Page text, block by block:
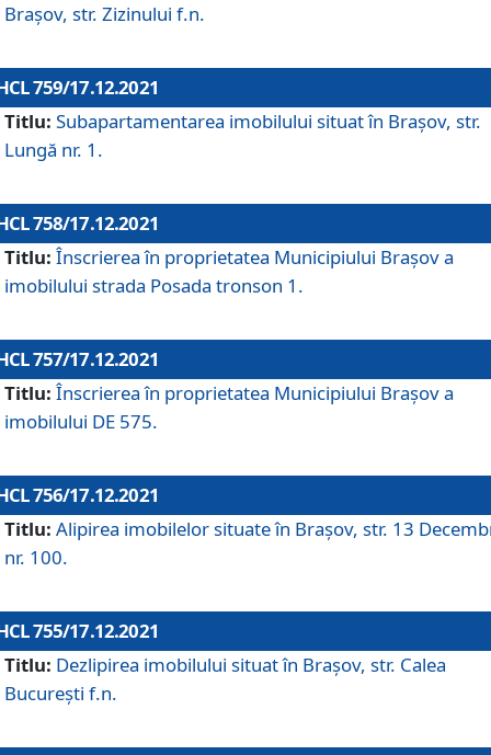
Brașov, str. Zizinului f.n.
759/17.12.2021
Titlu: Subapartamentarea imobilului situat în Brașov, str.
Lungă nr. 1.
758/17.12.2021
Titlu: Înscrierea în proprietatea Municipiului Brașov a
imobilului strada Posada tronson 1.
757/17.12.2021
Titlu: Înscrierea în proprietatea Municipiului Brașov a
imobilului DE 575.
756/17.12.2021
Titlu: Alipirea imobilelor situate în Brașov, str. 13
nr. 100.
755/17.12.2021
Titlu: Dezlipirea imobilului situat în Brașov, str. Calea
București f.n.